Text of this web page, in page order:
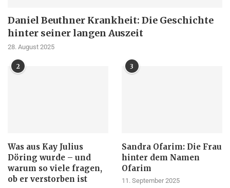
Daniel Beuthner Krankheit: Die Geschichte
hinter seiner langen Auszeit
28. August 2025
2
Was aus Kay Julius
Döring wurde – und
warum so viele fragen,
ob er verstorben ist
3
Sandra Ofarim: Die Frau
hinter dem Namen
Ofarim
11. September 2025